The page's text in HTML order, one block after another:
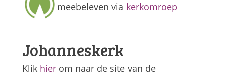
meebeleven via kerkomroep
Johanneskerk
Klik hier om naar de site van de